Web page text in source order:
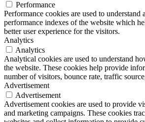
Performance
Performance cookies are used to understand
performance indexes of the website which
better user experience for the visitors.
Analytics
Analytics
Analytical cookies are used to understand
the website. These cookies help provide
number of visitors, bounce rate, traffic
Advertisement
Advertisement
Advertisement cookies are used to provide
and marketing campaigns. These cookies